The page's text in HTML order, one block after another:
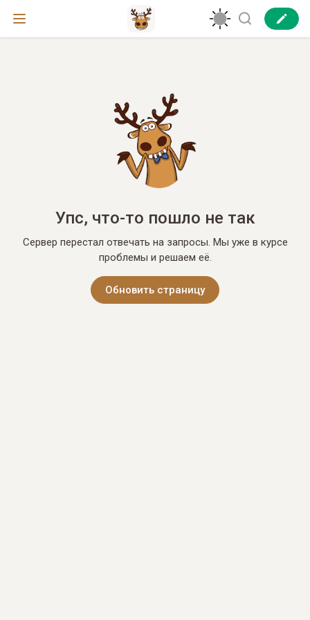
Упс, что-то пошло не так
Сервер перестал отвечать на запросы. Мы уже в курсе
проблемы и решаем её.
Обновить страницу